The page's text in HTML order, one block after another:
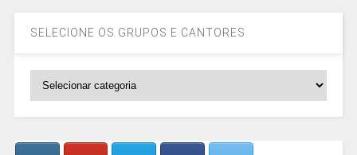
SELECIONE OS GRUPOS E CANTORES
SELECIONE
CANTORES